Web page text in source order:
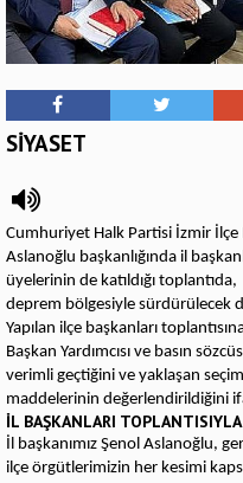
SİYASET
Cumhuriyet Halk Partisi İzmir İlçe
Aslanoğlu başkanlığında il
üyelerinin de katıldığı
deprem bölgesiyle sürdürülecek
Yapılan ilçe başkanları
Başkan Yardımcısı ve basın
verimli geçtiğini ve yaklaşan
maddelerinin değerlendirildiğini
İL BAŞKANLARI
İl başkanımız Şenol Aslanoğlu,
ilçe örgütlerimizin her kesimi